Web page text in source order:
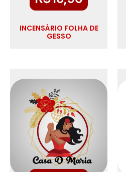
INCENSÁRIO FOLHA DE
GESSO